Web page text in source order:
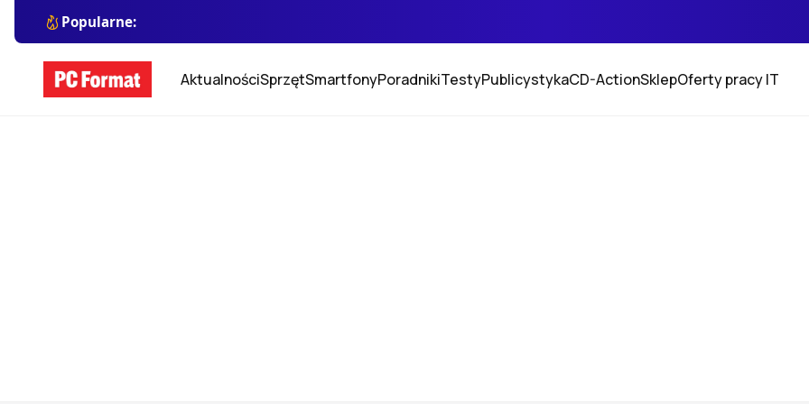
Popularne:
AktualnościSprzętSmartfonyPoradnikiTestyPublicystykaCD-ActionSklepOferty pracy IT